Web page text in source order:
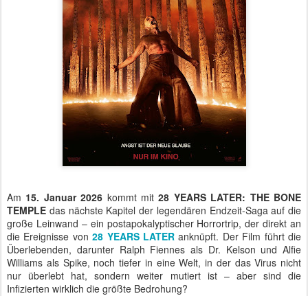
Am 15. Januar 2026 kommt mit28 YEARS LATER: THE BONE
TEMPLE das nächste Kapitel der legendären Endzeit-Saga auf die
große Leinwand – ein postapokalyptischer Horrortrip, der direkt an
die Ereignisse von28 YEARS LATER anknüpft. Der Film führt die
Überlebenden, darunter Ralph Fiennes als Dr. Kelson und Alfie
Williams als Spike, noch tiefer in eine Welt, in der das Virus nicht
nur überlebt hat, sondern weiter mutiert ist – aber sind die
Infizierten wirklich die größte Bedrohung?